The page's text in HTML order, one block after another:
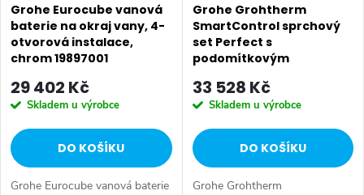
Grohe Eurocube vanová
baterie na okraj vany, 4-
otvorová instalace,
chrom 19897001
29 402 Kč
Skladem u výrobce
DO KOŠÍKU
Grohe Eurocube vanová baterie
Grohe Grohtherm
SmartControl sprchový
set Perfect s
podomítkovým
chrom 34743000
33 528 Kč
Skladem u výrobce
DO KOŠÍKU
Grohe Grohtherm